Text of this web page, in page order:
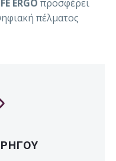
ERGO προσφέρει
πέλματος